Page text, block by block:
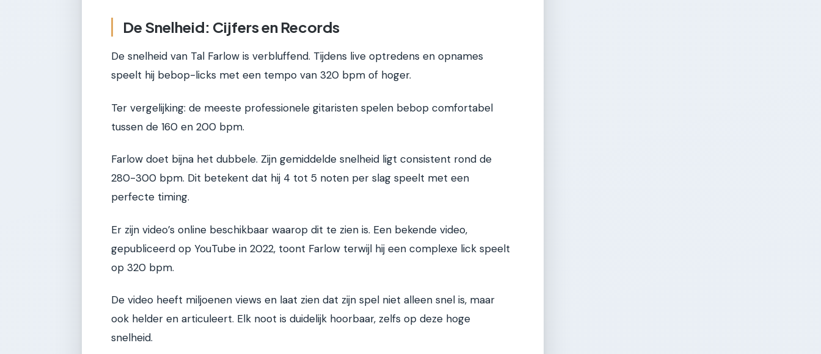
De Snelheid: Cijfers en Records
De snelheid van Tal Farlow is verbluffend. Tijdens live optredens en opnames
speelt hij bebop-licks met een tempo van 320 bpm of hoger.
Ter vergelijking: de meeste professionele gitaristen spelen bebop comfortabel
tussen de 160 en 200 bpm.
Farlow doet bijna het dubbele. Zijn gemiddelde snelheid ligt consistent rond de
280-300 bpm. Dit betekent dat hij 4 tot 5 noten per slag speelt met een
perfecte timing.
Er zijn video’s online beschikbaar waarop dit te zien is. Een bekende video,
gepubliceerd op YouTube in 2022, toont Farlow terwijl hij een complexe lick speelt
op 320 bpm.
De video heeft miljoenen views en laat zien dat zijn spel niet alleen snel is, maar
ook helder en articuleert. Elk noot is duidelijk hoorbaar, zelfs op deze hoge
snelheid.